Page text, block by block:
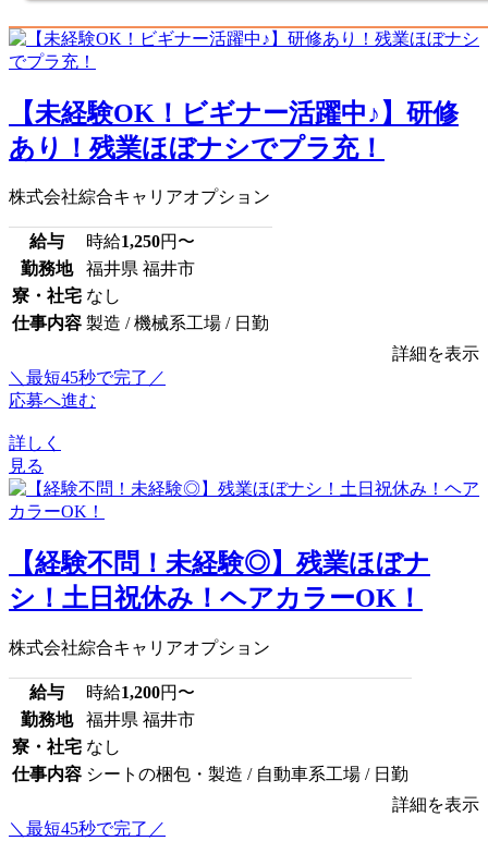
【未経験OK！ビギナー活躍中♪】研修
あり！残業ほぼナシでプラ充！
株式会社綜合キャリアオプション
給与 時給1,250円〜
勤務地
福井県 福井市
寮・社宅 なし
仕事内容 製造 / 機械系工場 / 日勤
詳細を表示
＼最短45秒で完了／
応募へ進む
詳しく
見る
【経験不問！未経験◎】残業ほぼナ
シ！土日祝休み！ヘアカラーOK！
株式会社綜合キャリアオプション
給与 時給1,200円〜
勤務地
福井県 福井市
寮・社宅 なし
仕事内容 シートの梱包・製造 / 自動車系工場 / 日勤
詳細を表示
＼最短45秒で完了／